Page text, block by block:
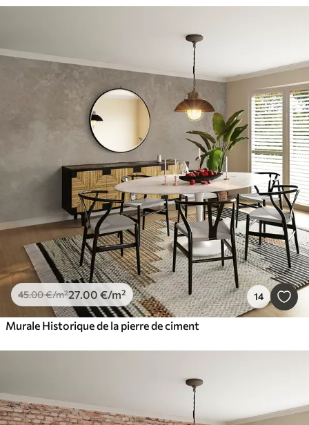
45.00€/m²27.00 €/m² 14
Murale Historique de la pierre de ciment